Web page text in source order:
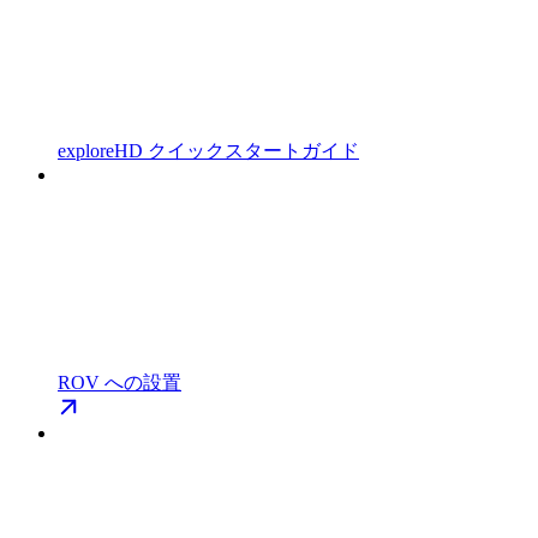
exploreHD クイックスタートガイド
ROV への設置